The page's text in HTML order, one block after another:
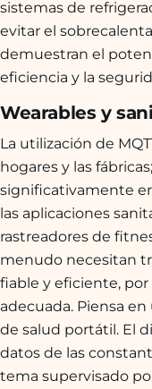
sistemas de
evitar el
demuestran el
eficiencia y la
Wearables y
La utilización de
hogares y las
significativamente
las aplicaciones
rastreadores de
menudo necesitan
fiable y eficiente, por
adecuada. Piensa
de salud portátil. El
datos de las
tema supervisado